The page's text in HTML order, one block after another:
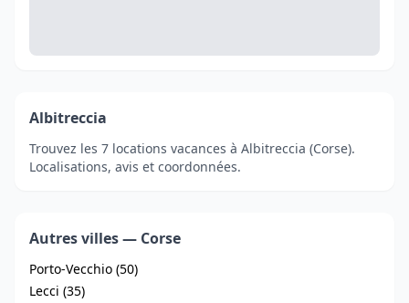
Albitreccia
Trouvez les 7 locations vacances à Albitreccia (Corse).
Localisations, avis et coordonnées.
Autres villes — Corse
Porto-Vecchio (50)
Lecci (35)